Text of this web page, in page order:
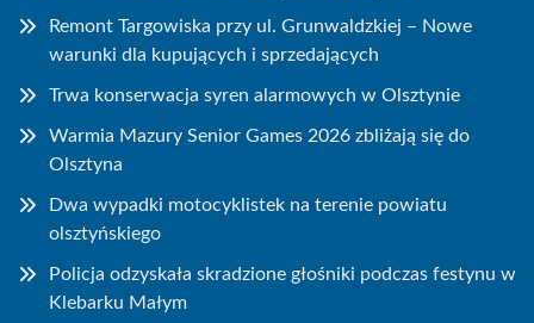
Remont Targowiska przy ul. Grunwaldzkiej – Nowe
warunki dla kupujących i sprzedających
Trwa konserwacja syren alarmowych w Olsztynie
Warmia Mazury Senior Games 2026 zbliżają się do
Olsztyna
Dwa wypadki motocyklistek na terenie powiatu
olsztyńskiego
Policja odzyskała skradzione głośniki podczas festynu w
Klebarku Małym